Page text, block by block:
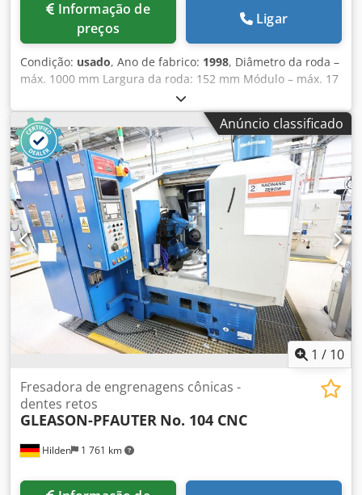
preços
Ligar
Condição: usado, Ano de fabrico: 1998, Diâmetro da roda –
máx. 1000 mm Largura da roda: 152 mm Módulo – máx. 17
Diâmetro da roda – máx. 1000 mm Dodpfx Aoyan N
Eebqekr Controlo: Fanuc Série 150 M Potência total
necessária: 75 kW Peso da máquina: aprox. 29,5 t Diâmetro
máx.: 1000 mm Dimensões: 5,5 x 5,3 x 3,2 m Peso: 29,5 t
Controlo: CNC (Série FANUC 150M) Diâmetro máx. da roda:
1000 mm Diâmetro máx. com ciclo único: 1000 mm
Fresagem de superfície, módulo máx.: 17 Controlo: FANUC
Série 150 M Número de dentes: 5 – 300 LARGURA FACIAL:
152 mm Eixo X: -305 / +305 mm Eixo Y: -305 / +305 mm Eixo
Z: -25 / +711 mm Eixo B: -5 / 90 graus
Anúncio classificado
1 / 10
Hilden 1 761 km
Fresadora de engrenagens cônicas -
dentes retos
GLEASON-PFAUTER No. 104 CNC